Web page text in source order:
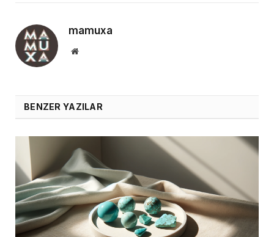
mamuxa
Website
BENZER YAZILAR